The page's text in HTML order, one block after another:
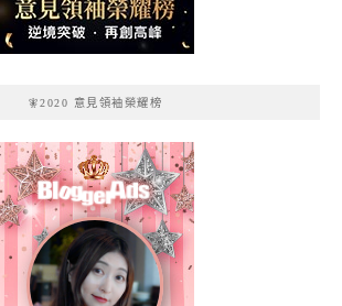
🧚2020 意見領袖榮耀榜